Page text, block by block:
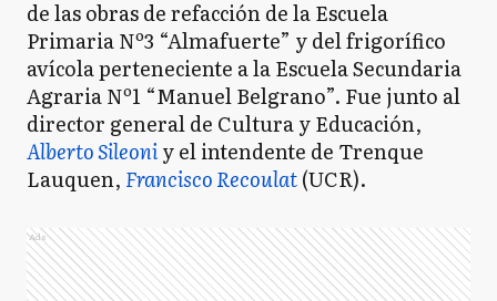
de las obras de refacción de la Escuela
Primaria Nº3 “Almafuerte” y del frigorífico
avícola perteneciente a la Escuela Secundaria
Agraria Nº1 “Manuel Belgrano”. Fue junto al
director general de Cultura y Educación,
Alberto Sileoniy el intendente de Trenque
Lauquen, Francisco Recoulat(UCR).
Ads